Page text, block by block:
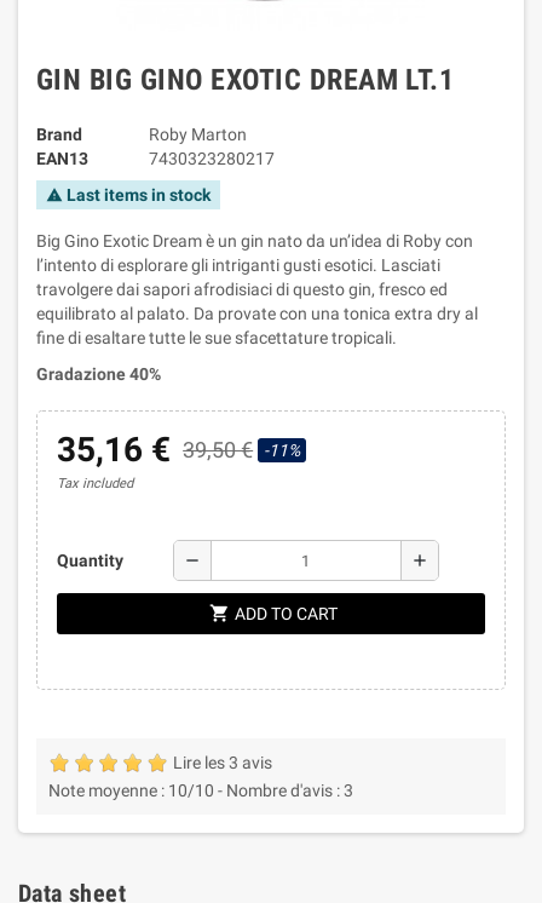
GIN BIG GINO EXOTIC DREAM LT.1
Brand
Roby Marton
EAN13
7430323280217
warning Last items in stock
Big Gino Exotic Dream è un gin nato da un’idea di Roby con
l’intento di esplorare gli intriganti gusti esotici. Lasciati
travolgere dai sapori afrodisiaci di questo gin, fresco ed
equilibrato al palato. Da provate con una tonica extra dry al
fine di esaltare tutte le sue sfacettature tropicali.
Gradazione 40%
35,16 € 39,50 € -11%
Tax included
Quantity remove add
shopping_cart ADD TO CART
Lire les 3 avis
Note moyenne : 10/10 - Nombre d'avis :3
Data sheet